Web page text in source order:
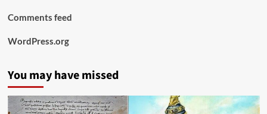
Comments feed
WordPress.org
You may have missed